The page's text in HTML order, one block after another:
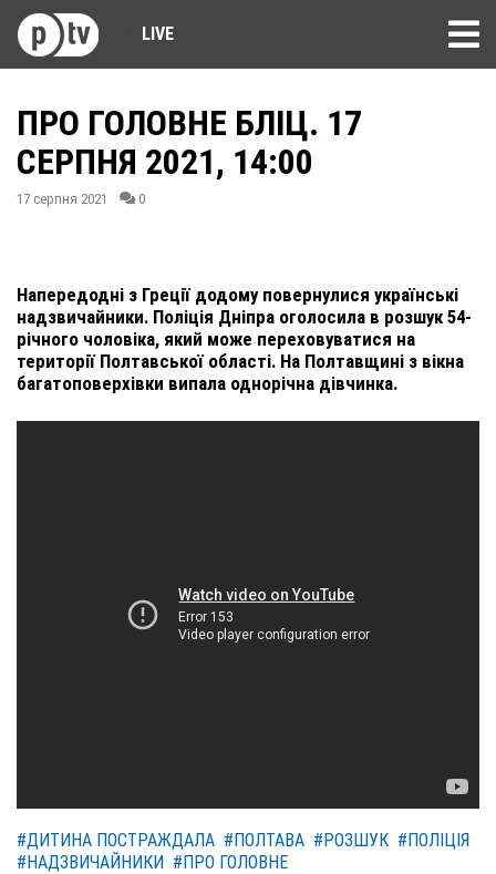
LIVE
ПРО ГОЛОВНЕ БЛІЦ. 17
СЕРПНЯ 2021, 14:00
17 серпня 2021 0
Напередодні з Греції додому повернулися українські
надзвичайники. Поліція Дніпра оголосила в розшук 54-
річного чоловіка, який може переховуватися на
території Полтавської області. На Полтавщині з вікна
багатоповерхівки випала однорічна дівчинка.
#ДИТИНА ПОСТРАЖДАЛА #ПОЛТАВА #РОЗШУК #ПОЛІЦІЯ
#НАДЗВИЧАЙНИКИ #ПРО ГОЛОВНЕ